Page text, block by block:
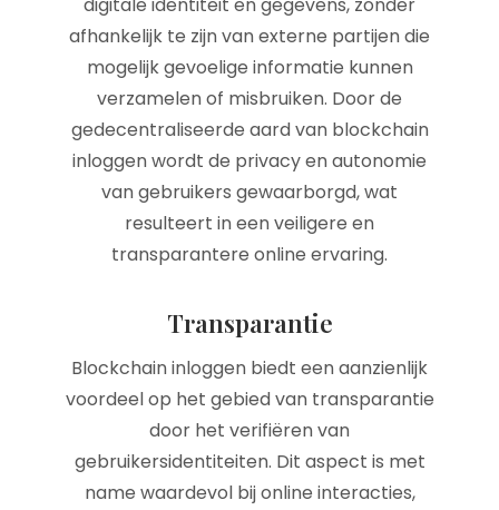
afhankelijk te zijn van externe partijen die
mogelijk gevoelige informatie kunnen
verzamelen of misbruiken. Door de
gedecentraliseerde aard van blockchain
inloggen wordt de privacy en autonomie
van gebruikers gewaarborgd, wat
resulteert in een veiligere en
transparantere online ervaring.
Transparantie
Blockchain inloggen biedt een aanzienlijk
voordeel op het gebied van transparantie
door het verifiëren van
gebruikersidentiteiten. Dit aspect is met
name waardevol bij online interacties,